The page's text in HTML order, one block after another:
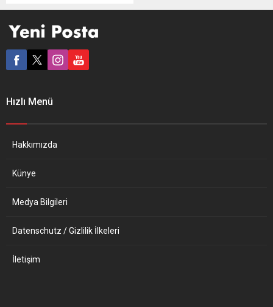
ve “kimyasal silah” uyarısını
yeni savaş grupları
konuşlandırılacağını bildirdi.
devam edeceğiz” diyen
Sekreteri Jens Stoltenberg,
daha fazla destek verilmesi
Hızlı Menü
Hakkımızda
Künye
Medya Bilgileri
Datenschutz / Gizlilik İlkeleri
İletişim